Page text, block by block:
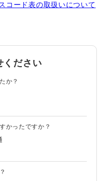
コード表の取扱いについて
ください
か？
かったですか？